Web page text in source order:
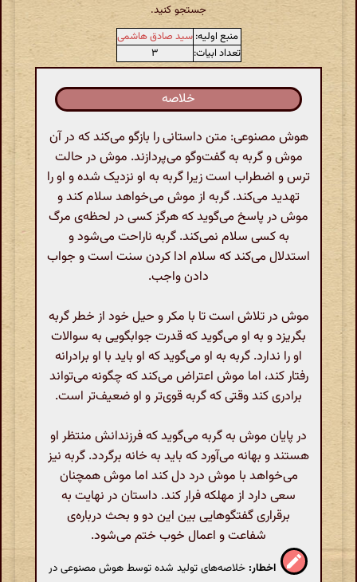
جستجو کنید.
منبع اولیه: سید صادق هاشمی
تعداد ابیات:
۳
خلاصه
هوش مصنوعی: متن داستانی را بازگو می‌کند که در آن
موش و گربه به گفت‌وگو می‌پردازند. موش در حالت
ترس و اضطراب است زیرا گربه به او نزدیک شده و او را
تهدید می‌کند. گربه از موش می‌خواهد سلام کند و
موش در پاسخ می‌گوید که هرگز کسی در لحظه‌ی مرگ
به کسی سلام نمی‌کند. گربه ناراحت می‌شود و
استدلال می‌کند که سلام ادا کردن سنت است و جواب
دادن واجب.
موش در تلاش است تا با مکر و حیل خود از خطر گربه
بگریزد و به او می‌گوید که قدرت جوابگویی به سوالات
او را ندارد. گربه به او می‌گوید که او باید با او برادرانه
رفتار کند، اما موش اعتراض می‌کند که چگونه می‌تواند
برادری کند وقتی که گربه قوی‌تر و او ضعیف‌تر است.
در پایان موش به گربه می‌گوید که فرزندانش منتظر او
هستند و بهانه می‌آورد که باید به خانه برگردد. گربه نیز
می‌خواهد با موش درد دل کند اما موش همچنان
سعی دارد از مهلکه فرار کند. داستان در نهایت به
برقراری گفتگوهایی بین این دو و بحث درباره‌ی
شفاعت و اعمال خوب ختم می‌شود.
اخطار: خلاصه‌های تولید شده توسط هوش مصنوعی در